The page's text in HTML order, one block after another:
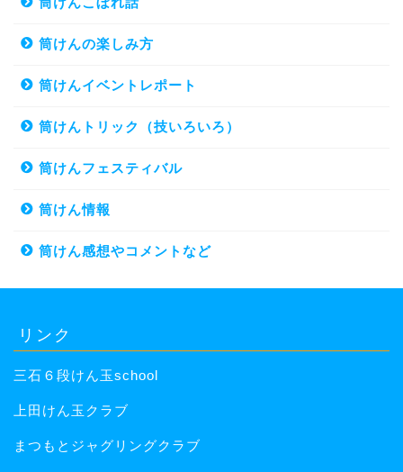
筒けんの楽しみ方
筒けんイベントレポート
筒けんトリック（技いろいろ）
筒けんフェスティバル
筒けん情報
筒けん感想やコメントなど
リンク
三石６段けん玉school
上田けん玉クラブ
まつもとジャグリングクラブ